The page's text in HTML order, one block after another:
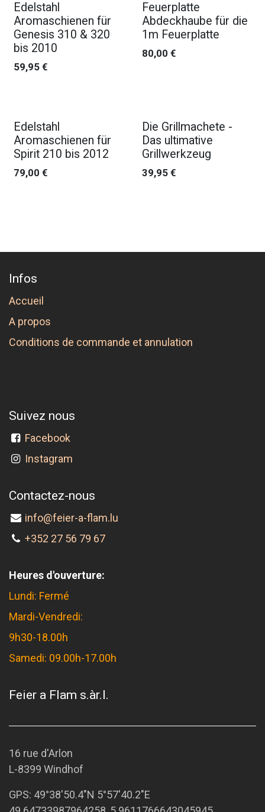
Edelstahl
Aromaschienen für
Genesis 310 & 320
bis 2010
59,95 €
Feuerplatte
Abdeckhaube für die
1m Feuerplatte
80,00 €
Edelstahl
Aromaschienen für
Spirit 210 bis 2012
79,00 €
Die Grillmachete -
Das ultimative
Grillwerkzeug
39,95€
Infos
Accueil
A propos
Conditions de commande et annulation
Suivez nous
Facebook
Instagram
Contactez-nous
info@feier-a-flam.lu
+352 27 56 79 67
Heures d'ouverture:
Lundi: Fermé
Mardi-Vendredi:
9h30-18.00h
Samedi: 09.00h-17.00h
Feier a Flam s.àr.l.
16 rue d'Arlon
L-8399 Windhof
GPS: 49°38'50.4"N 5°57'40.2"E